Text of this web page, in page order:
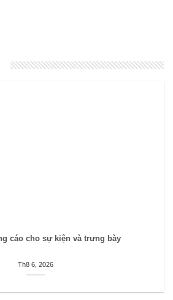
cáo cho sự kiện và trưng bày
Th8 6, 2026